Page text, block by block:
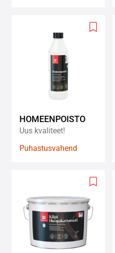
Add
HOMEENPOISTO
Uus kvaliteet!
Puhastusvahend
Add
wishlist